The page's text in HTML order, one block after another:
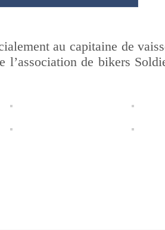
au capitaine de
de bikers